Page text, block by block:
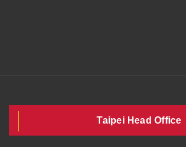
Taipei Head Office